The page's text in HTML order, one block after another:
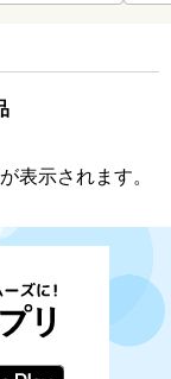
表示されます。